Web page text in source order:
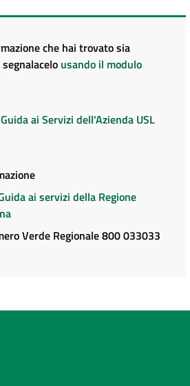
che hai trovato sia
usando il modulo
ai Servizi dell'Azienda USL
ai servizi della Regione
Verde Regionale 800 033033